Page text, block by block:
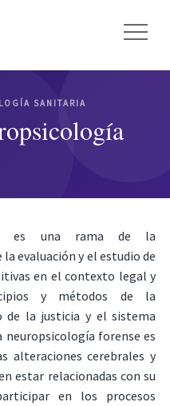
SANITARIA
es una rama de la
evaluación y el estudio de
en el contexto legal y
y métodos de la
de la justicia y el sistema
forense es
alteraciones cerebrales y
estar relacionadas con su
en los procesos